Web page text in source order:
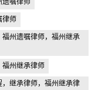
遗嘱律师
律师
州遗嘱律师，福州继承
州继承律师
继承律师，福州继承律